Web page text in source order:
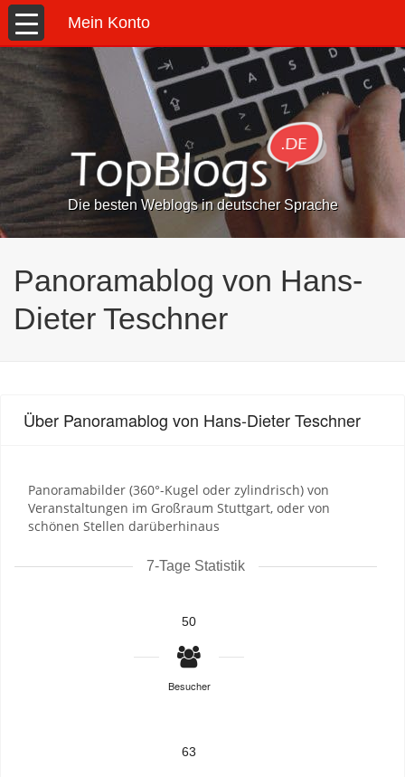
Mein Konto
Die besten Weblogs in deutscher Sprache
Panoramablog von Hans-
Dieter Teschner
Über Panoramablog von Hans-Dieter Teschner
Panoramabilder (360°-Kugel oder zylindrisch) von
Veranstaltungen im Großraum Stuttgart, oder von
schönen Stellen darüberhinaus
7-Tage Statistik
50
Besucher
63